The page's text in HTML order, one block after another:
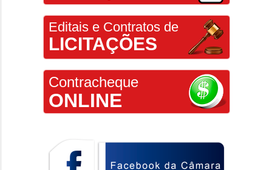
Editais e Contratos de
LICITAÇÕES
Contracheque
ONLINE